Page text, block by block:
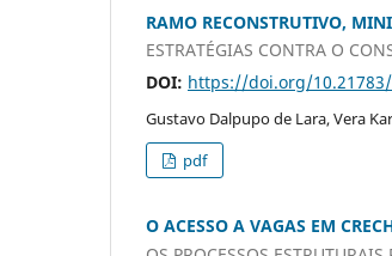
RAMO RECONSTRUTIVO,
ESTRATÉGIAS CONTRA O
DOI: https://doi.org/
Gustavo Dalpupo de Lara, Vera
pdf
O ACESSO A VAGAS EM